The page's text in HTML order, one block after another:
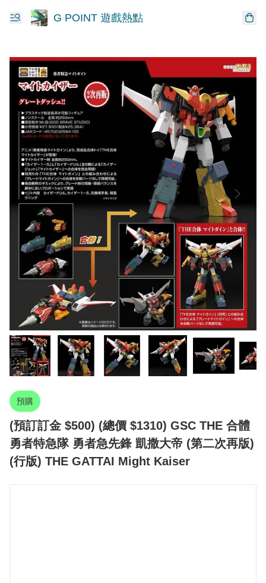
G POINT 遊戲熱點
預購
(預訂訂金 $500) (總價 $1310) GSC THE 合體
勇者特急隊 勇者急先鋒 凱撒大帝 (第二次再版)
(行版) THE GATTAI Might Kaiser